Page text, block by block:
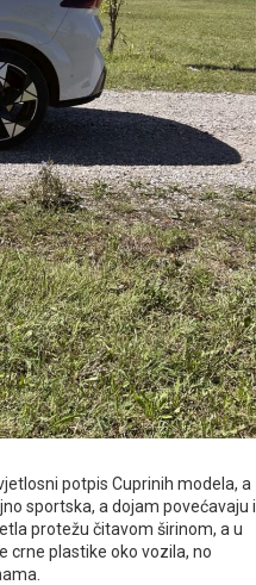
potpis Cuprinih modela, a
sportska, a dojam povećavaju i
protežu čitavom širinom, a u
crne plastike oko vozila, no